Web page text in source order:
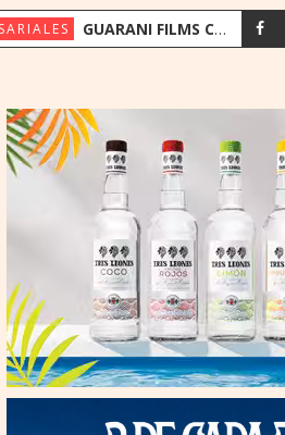
GUARANI FILMS CELEBRA 10 AÑOS IMPULSANDO LA PUBLICIDAD PARAGUAYA